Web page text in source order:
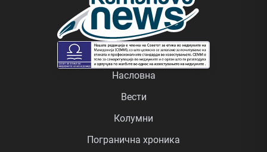
Насловна
Вести
Колумни
Погранична хроника